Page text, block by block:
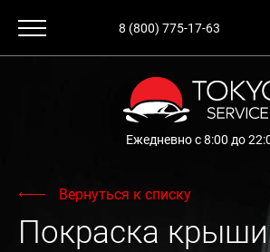
8 (800) 775-17-63
Ежедневно с 8:00 до
Вернуться к списку
Покраска